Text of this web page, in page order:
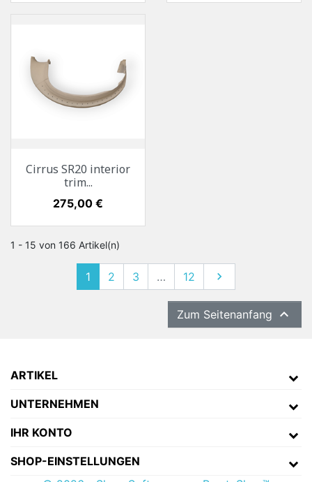
Cirrus SR20 interior
trim...
Preis
275,00 €
1 - 15 von 166 Artikel(n)
1 2 3 … 12 Weiter

Zum Seitenanfang 
ARTIKEL
UNTERNEHMEN
IHR KONTO
SHOP-EINSTELLUNGEN